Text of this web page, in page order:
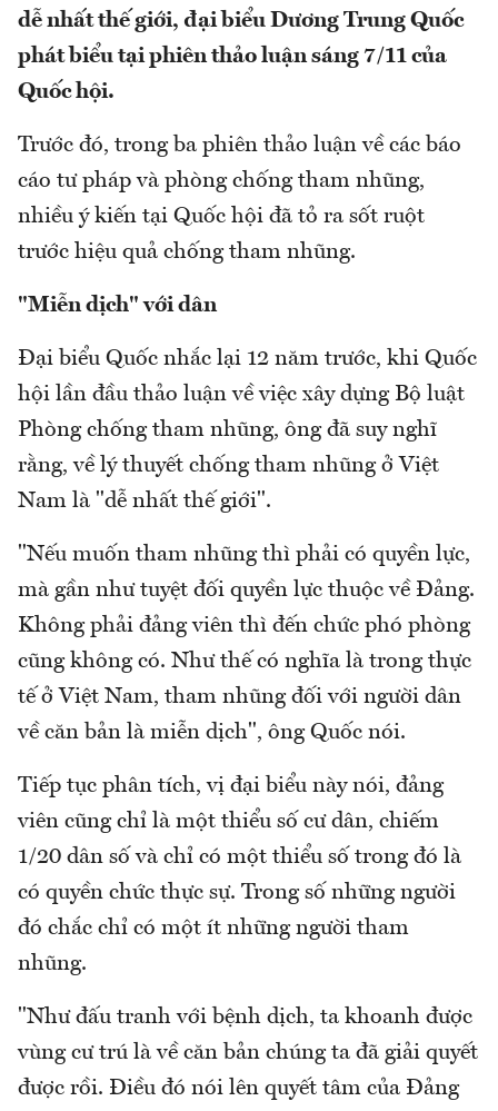
dễ nhất thế giới, đại biểu Dương Trung Quốc
phát biểu tại phiên thảo luận sáng 7/11 của
Quốc hội.
Trước đó, trong ba phiên thảo luận về các báo
cáo tư pháp và phòng chống tham nhũng,
nhiều ý kiến tại Quốc hội đã tỏ ra sốt ruột
trước hiệu quả chống tham nhũng.
"Miễn dịch" với dân
Đại biểu Quốc nhắc lại 12 năm trước, khi Quốc
hội lần đầu thảo luận về việc xây dựng Bộ luật
Phòng chống tham nhũng, ông đã suy nghĩ
rằng, về lý thuyết chống tham nhũng ở Việt
Nam là "dễ nhất thế giới".
"Nếu muốn tham nhũng thì phải có quyền lực,
mà gần như tuyệt đối quyền lực thuộc về Đảng.
Không phải đảng viên thì đến chức phó phòng
cũng không có. Như thế có nghĩa là trong thực
tế ở Việt Nam, tham nhũng đối với người dân
về căn bản là miễn dịch", ông Quốc nói.
Tiếp tục phân tích, vị đại biểu này nói, đảng
viên cũng chỉ là một thiểu số cư dân, chiếm
1/20 dân số và chỉ có một thiểu số trong đó là
có quyền chức thực sự. Trong số những người
đó chắc chỉ có một ít những người tham
nhũng.
"Như đấu tranh với bệnh dịch, ta khoanh được
vùng cư trú là về căn bản chúng ta đã giải quyết
được rồi. Điều đó nói lên quyết tâm của Đảng